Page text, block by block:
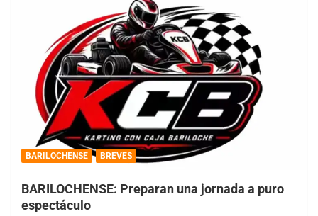
BARILOCHENSE BREVES
BARILOCHENSE: Preparan una jornada a puro
espectáculo